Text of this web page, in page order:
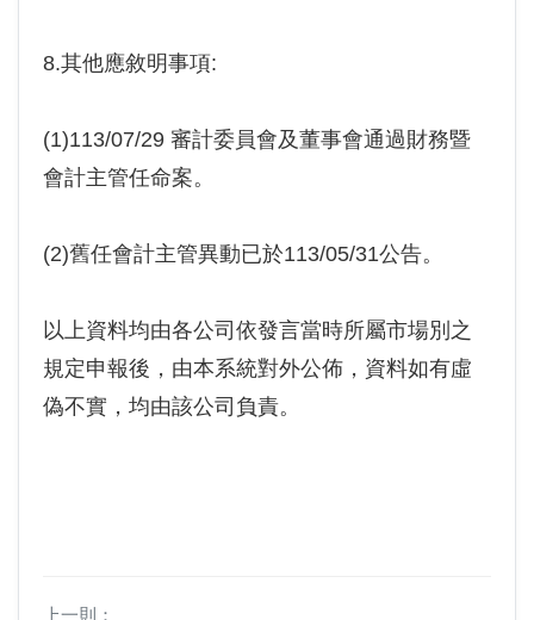
8.其他應敘明事項:
(1)113/07/29 審計委員會及董事會通過財務暨
會計主管任命案。
(2)舊任會計主管異動已於113/05/31公告。
以上資料均由各公司依發言當時所屬市場別之
規定申報後，由本系統對外公佈，資料如有虛
偽不實，均由該公司負責。
上一則：